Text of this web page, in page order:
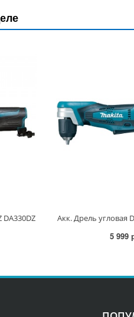
DA330DZ Акк. Дрель угловая
5 999